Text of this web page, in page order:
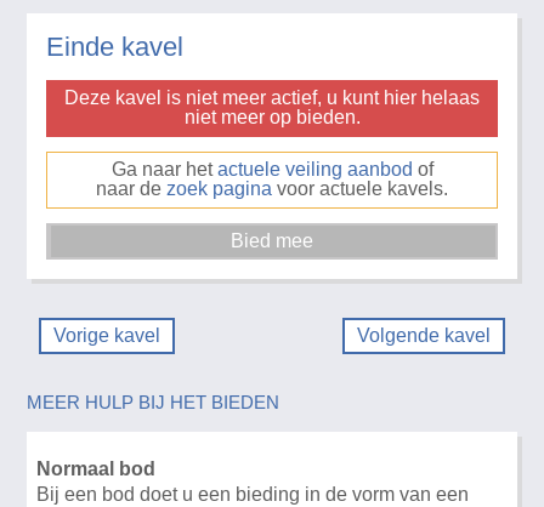
Einde kavel
Deze kavel is niet meer actief, u kunt hier helaas
niet meer op bieden.
Ga naar hetactuele veiling aanbod of
naar de zoek pagina voor actuele kavels.
Vorige kavel Volgende kavel
MEER HULP BIJ HET BIEDEN
Normaal bod
Bij een bod doet u een bieding in de vorm van een